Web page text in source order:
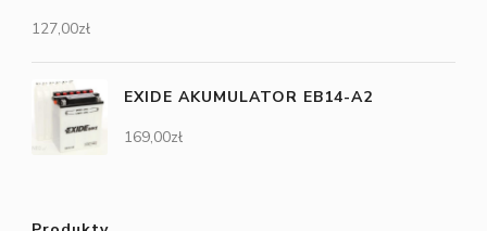
127,00zł
EXIDE AKUMULATOR EB14-A2
169,00zł